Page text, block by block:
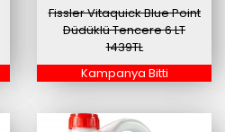
Fissler Vitaquick Blue Point
Düdüklü Tencere 6 LT
1439TL
Kampanya Bitti